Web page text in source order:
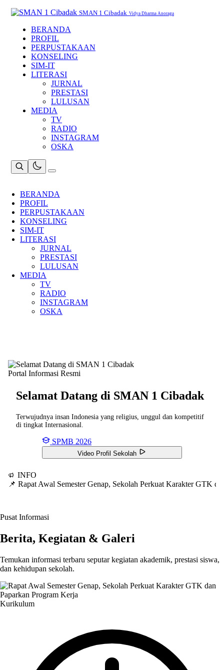
SMAN 1 Cibadak Vidya Dharma Anoraga
BERANDA
PROFIL
PERPUSTAKAAN
KONSELING
SIM-IT
LITERASI
JURNAL
PRESTASI
LULUSAN
MEDIA
TV
RADIO
INSTAGRAM
OSKA
BERANDA
PROFIL
PERPUSTAKAAN
KONSELING
SIM-IT
LITERASI
JURNAL
PRESTASI
LULUSAN
MEDIA
TV
RADIO
INSTAGRAM
OSKA
Portal Informasi Resmi
Selamat Datang di SMAN 1 Cibadak
Terwujudnya insan Indonesia yang religius, unggul dan kompetitif
di tingkat Internasional.
SPMB 2026
Video Profil Sekolah
INFO
📌 Rapat Awal Semester Genap, Sekolah Perkuat Karakter GTK
Pusat Informasi
Berita, Kegiatan & Galeri
Temukan informasi terbaru seputar kegiatan akademik, prestasi siswa,
dan kehidupan sekolah.
Kurikulum